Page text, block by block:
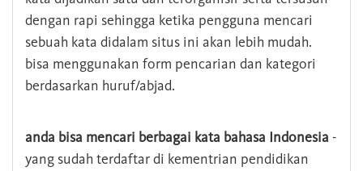
dengan rapi sehingga ketika pengguna mencari
sebuah kata didalam situs ini akan lebih mudah.
bisa menggunakan form pencarian dan kategori
berdasarkan huruf/abjad.
anda bisa mencari berbagai kata bahasa Indonesia -
yang sudah terdaftar di kementrian pendidikan